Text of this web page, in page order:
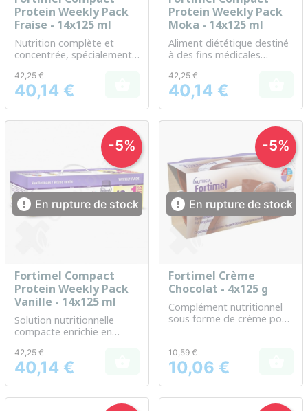
Protein Weekly Pack
Fraise - 14x125 ml
Nutrition complète et
concentrée, spécialement
protéiniques accrus
Prix
42,25 €
40,14 €
Protein Weekly Pack
Moka - 14x125 ml
Aliment diététique destiné
à des fins médicales
en protéines accrus
Prix
42,25 €
40,14 €
 En rupture de stock
Fortimel Compact
Protein Weekly Pack
Vanille - 14x125 ml
Solution nutritionnelle
compacte enrichie en
quotidien
Prix
42,25 €
40,14 €
-5%
 En rupture de stock
Fortimel Crème
Chocolat - 4x125 g
Complément nutritionnel
sous forme de crème pour
Prix
10,59 €
10,06 €
-5%